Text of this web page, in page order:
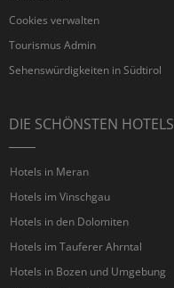
Cookies verwalten
Tourismus Admin
Sehenswürdigkeiten in Südtirol
DIE SCHÖNSTEN HOTELS
Hotels in Meran
Hotels im Vinschgau
Hotels in den Dolomiten
Hotels im Tauferer Ahrntal
Hotels in Bozen und Umgebung